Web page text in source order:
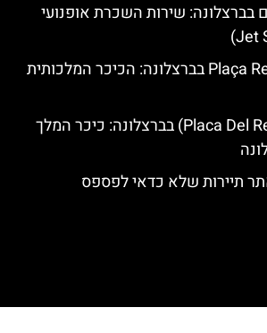
בברצלונה: שירות השכרת אופנועי
פלאסה ריאל Plaça Reial בברצלונה: הכיכר המלכותית
פלאסה דל ריי (Placa Del Rei) בברצלונה: כיכר המלך
תיירות שלא כדאי לפספס